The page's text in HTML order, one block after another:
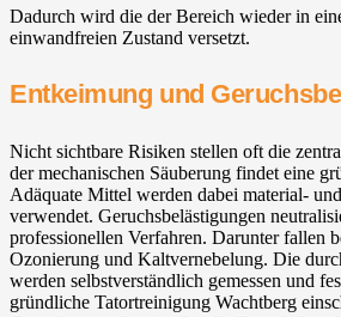
Dadurch wird die der Bereich wieder in
einwandfreien Zustand versetzt.
Entkeimung und
Nicht sichtbare Risiken stellen oft die
der mechanischen Säuberung findet eine
Adäquate Mittel werden dabei material-
verwendet. Geruchsbelästigungen
professionellen Verfahren. Darunter fallen
Ozonierung und Kaltvernebelung. Die
werden selbstverständlich gemessen und
gründliche Tatortreinigung Wachtberg⁠